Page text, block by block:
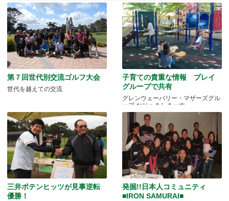
第７回世代別交流ゴルフ大会
世代を越えての交流
子育ての貴重な情報 プレイ
グループで共有
グレンウェーバリー・マザーズグル
ープ おじゃましまーす
三井ポテンヒッツが見事逆転
優勝！
発掘!!日本人コミュニティ
■IRON SAMURAI■